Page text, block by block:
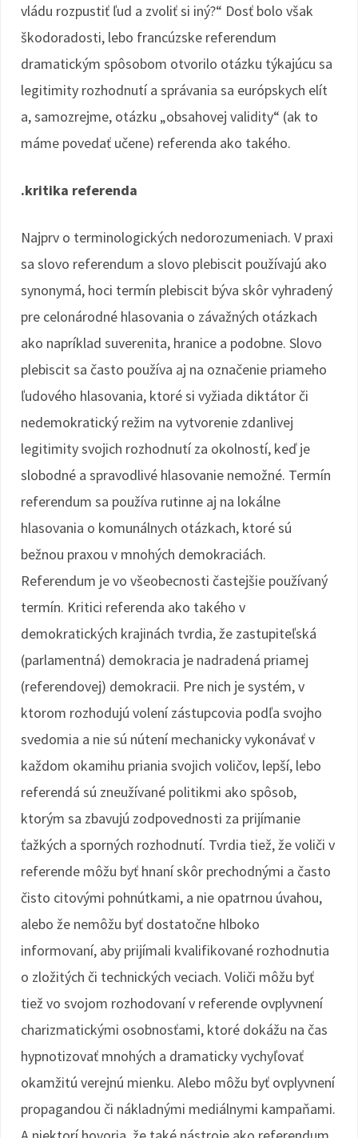
vládu rozpustiť ľud a zvoliť si iný?“ Dosť bolo však
škodoradosti, lebo francúzske referendum
dramatickým spôsobom otvorilo otázku týkajúcu sa
legitimity rozhodnutí a správania sa európskych elít
a, samozrejme, otázku „obsahovej validity“ (ak to
máme povedať učene) referenda ako takého.
.kritika referenda
Najprv o terminologických nedorozumeniach. V praxi
sa slovo referendum a slovo plebiscit používajú ako
synonymá, hoci termín plebiscit býva skôr vyhradený
pre celonárodné hlasovania o závažných otázkach
ako napríklad suverenita, hranice a podobne. Slovo
plebiscit sa často používa aj na označenie priameho
ľudového hlasovania, ktoré si vyžiada diktátor či
nedemokratický režim na vytvorenie zdanlivej
legitimity svojich rozhodnutí za okolností, keď je
slobodné a spravodlivé hlasovanie nemožné. Termín
referendum sa používa rutinne aj na lokálne
hlasovania o komunálnych otázkach, ktoré sú
bežnou praxou v mnohých demokraciách.
Referendum je vo všeobecnosti častejšie používaný
termín. Kritici referenda ako takého v
demokratických krajinách tvrdia, že zastupiteľská
(parlamentná) demokracia je nadradená priamej
(referendovej) demokracii. Pre nich je systém, v
ktorom rozhodujú volení zástupcovia podľa svojho
svedomia a nie sú nútení mechanicky vykonávať v
každom okamihu priania svojich voličov, lepší, lebo
referendá sú zneužívané politikmi ako spôsob,
ktorým sa zbavujú zodpovednosti za prijímanie
ťažkých a sporných rozhodnutí. Tvrdia tiež, že voliči v
referende môžu byť hnaní skôr prechodnými a často
čisto citovými pohnútkami, a nie opatrnou úvahou,
alebo že nemôžu byť dostatočne hlboko
informovaní, aby prijímali kvalifikované rozhodnutia
o zložitých či technických veciach. Voliči môžu byť
tiež vo svojom rozhodovaní v referende ovplyvnení
charizmatickými osobnosťami, ktoré dokážu na čas
hypnotizovať mnohých a dramaticky vychyľovať
okamžitú verejnú mienku. Alebo môžu byť ovplyvnení
propagandou či nákladnými mediálnymi kampaňami.